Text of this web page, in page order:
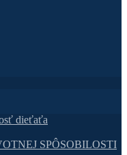
dieťaťa
SPÔSOBILOSTI